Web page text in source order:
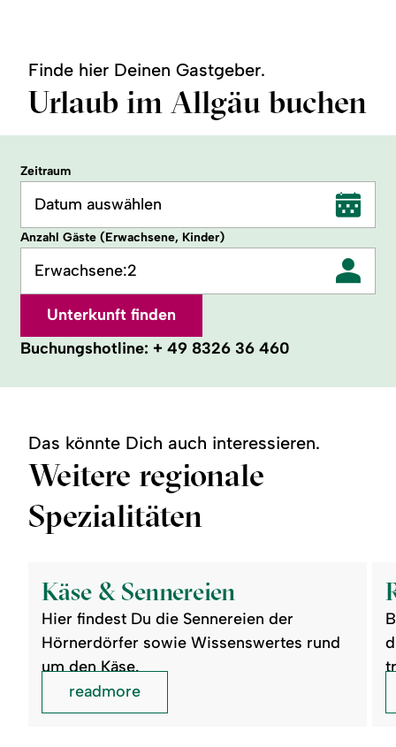
Finde hier Deinen Gastgeber.
Urlaub im Allgäu buchen
Zeitraum
Datum auswählen
Anzahl Gäste (Erwachsene, Kinder)
2
Erwachsene:
Unterkunft finden
Buchungshotline: + 49 8326 36 460
Das könnte Dich auch interessieren.
Weitere regionale
Spezialitäten
Käse & Sennereien
Hier findest Du die Sennereien der
Hörnerdörfer sowie Wissenswertes rund
um den Käse.
Käse
Sennereien
readmore